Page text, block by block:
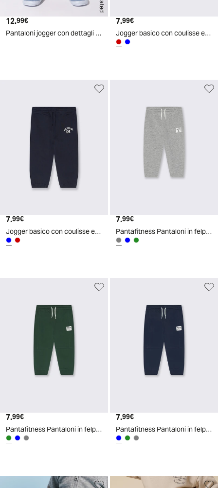
Prezzo attuale
12.99€
Pantaloni jogger con dettagli - Bordeaux
Prezzo attuale
7.99€
Jogger basico con coulisse e stampa - Bordeaux
Prezzo attuale
7.99€
Jogger basico con coulisse e stampa - Blu
Prezzo attuale
7.99€
Pantafitness Pantaloni in felpa con tagli - Grigio mel.
Prezzo attuale
7.99€
Pantafitness Pantaloni in felpa con tagli - Verde abete
Prezzo attuale
7.99€
Pantafitness Pantaloni in felpa con tagli - Blu